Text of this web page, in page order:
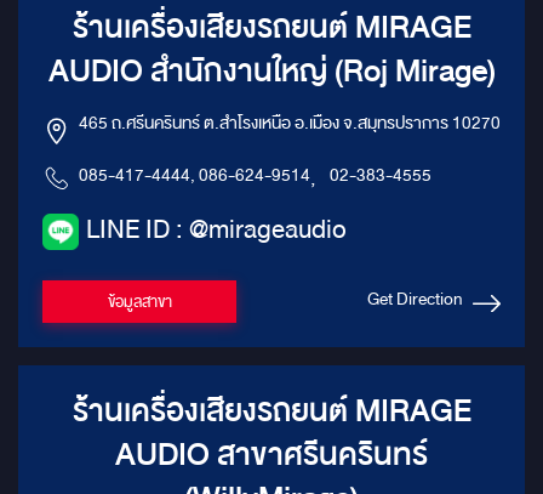
ร้านเครื่องเสียงรถยนต์ MIRAGE
AUDIO สำนักงานใหญ่ (Roj Mirage)
465 ถ.ศรีนครินทร์ ต.สำโรงเหนือ อ.เมือง จ.สมุทรปราการ 10270
085-417-4444, 086-624-9514, 02-383-4555
LINE ID : @mirageaudio
ข้อมูลสาขา Get Direction
ร้านเครื่องเสียงรถยนต์ MIRAGE
AUDIO สาขาศรีนครินทร์